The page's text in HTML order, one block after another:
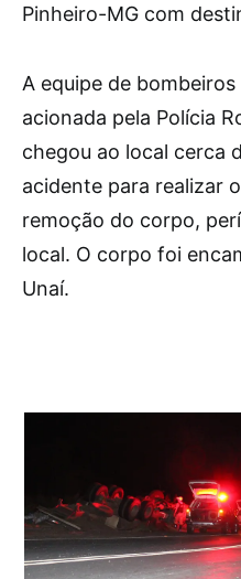
Pinheiro-MG com
A equipe de
acionada pela Polícia
chegou ao local cerca
acidente para realizar
remoção do corpo,
local. O corpo foi
Unaí.